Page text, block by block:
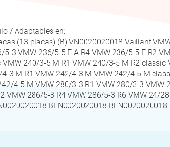
/ Adaptables en:
(13 placas) (B) VN0020020018 Vaillant
5-3 VMW 236/5-5 F A R4 VMW 236/5-5 F R2
240/3-5 M R1 VMW 240/3-5 M R2
3 M R1 VMW 242/4-3 M VMW 242/4-5 M
4-5 M VMW 280/3-3 R1 VMW 280/3-3
VMW 286/5-3 R4 VMW 286/5-3 R6 VMW 24/
BEN0020020018 BEN0020020018